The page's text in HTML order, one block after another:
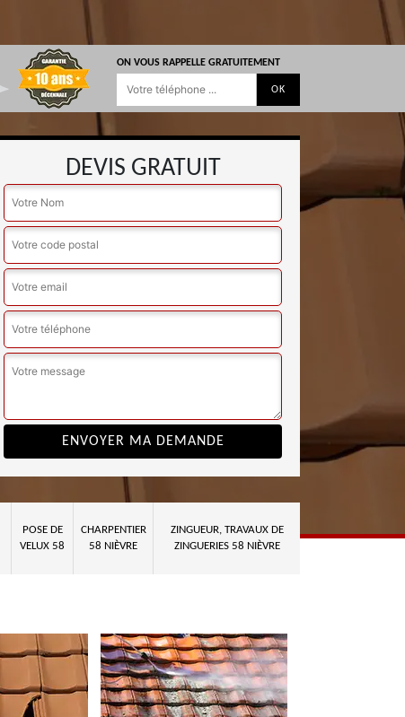
ON VOUS RAPPELLE GRATUITEMENT
DEVIS GRATUIT
POSE DE
VELUX 58
CHARPENTIER
58 NIÈVRE
ZINGUEUR, TRAVAUX DE
ZINGUERIES 58 NIÈVRE